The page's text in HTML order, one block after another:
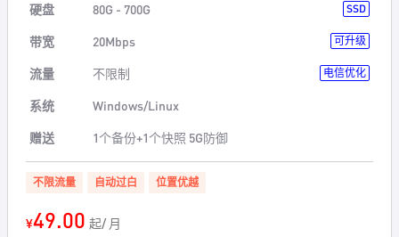
硬盘 80G - 700G SSD
带宽 20Mbps 可升级
流量 不限制 电信优化
系统
Windows/Linux
赠送
1个备份+1个快照 5G防御
不限流量 自动过白 位置优越
¥49.00 起/ 月